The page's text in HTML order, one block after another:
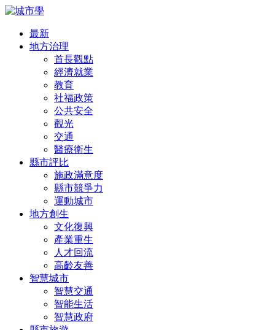
最新
地方治理
首長觀點
經濟就業
教育
社福政策
公共安全
觀光
交通
醫療衛生
縣市評比
施政滿意度
縣市競爭力
運動城市
地方創生
文化復興
產業重生
人才回流
高齡友善
智慧城市
智慧交通
智能生活
智慧政府